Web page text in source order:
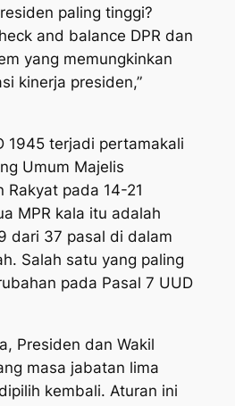
paling tinggi?
and balance DPR dan
yang memungkinkan
kinerja presiden,”
1945 terjadi pertamakali
Umum Majelis
Rakyat pada 14-21
MPR kala itu adalah
dari 37 pasal di dalam
Salah satu yang paling
pada Pasal 7 UUD
Presiden dan Wakil
masa jabatan lima
kembali. Aturan ini